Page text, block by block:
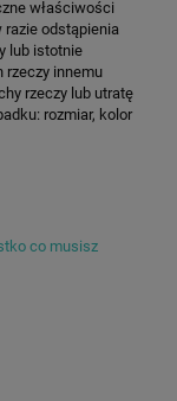
właściwości
razie odstąpienia
lub istotnie
rzeczy innemu
rzeczy lub utratę
rozmiar, kolor
co musisz